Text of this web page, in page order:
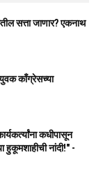
सत्ता जाणार? एकनाथ
काँग्रेसच्या
कधीपासून
हुकूमशाहीची नांदी!" -